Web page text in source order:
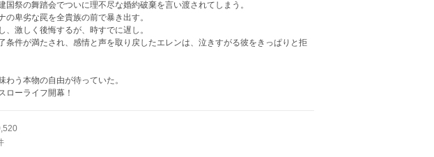
祭の舞踏会でついに理不尽な婚約破棄を言い渡されてしまう。
卑劣な罠を全貴族の前で暴き出す。
激しく後悔するが、時すでに遅し。
条件が満たされ、感情と声を取り戻したエレンは、泣きすがる彼をきっぱりと拒
う本物の自由が待っていた。
ローライフ開幕！